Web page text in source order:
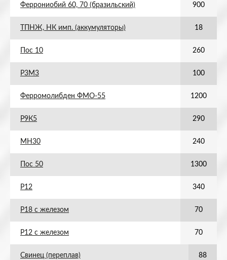
Феррониобий 60, 70 (бразильский) 900
ТПНЖ, НК имп. (аккумуляторы) 18
Пос 10 260
Р3М3 100
Ферромолибден ФМО-55 1200
Р9К5 290
МН30 240
Пос 50 1300
Р12 340
Р18 с железом 70
Р12 с железом 70
Свинец (переплав) 88